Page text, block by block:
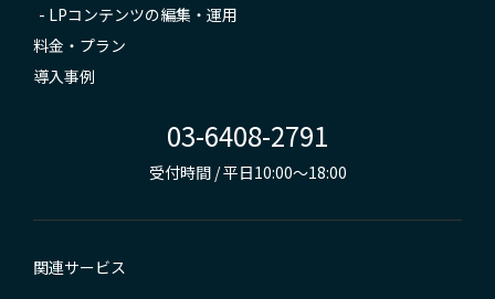
- LPコンテンツの編集・運用
料金・プラン
導入事例
03-6408-2791
受付時間 / 平日10:00～18:00
関連サービス